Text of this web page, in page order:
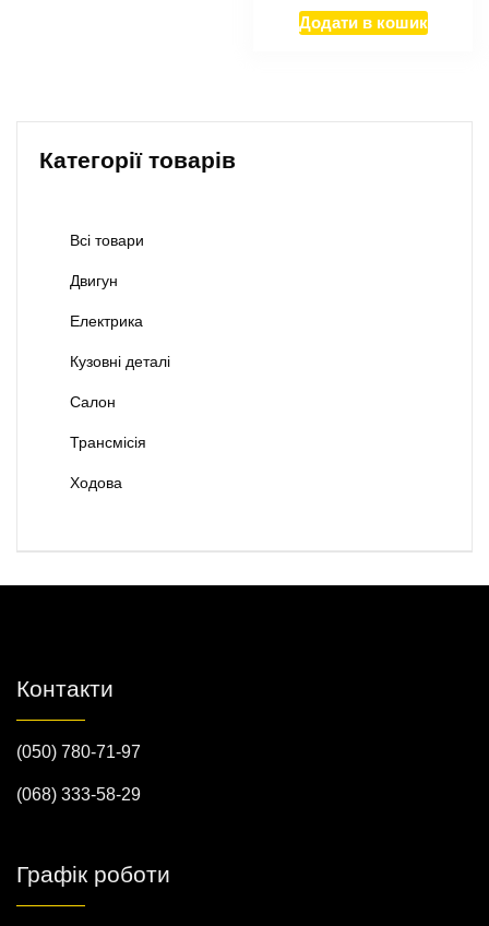
Додати в кошик
Категорії товарів
Всі товари
Двигун
Електрика
Кузовні деталі
Салон
Трансмісія
Ходова
Контакти
(050) 780-71-97
(068) 333-58-29
Графік роботи